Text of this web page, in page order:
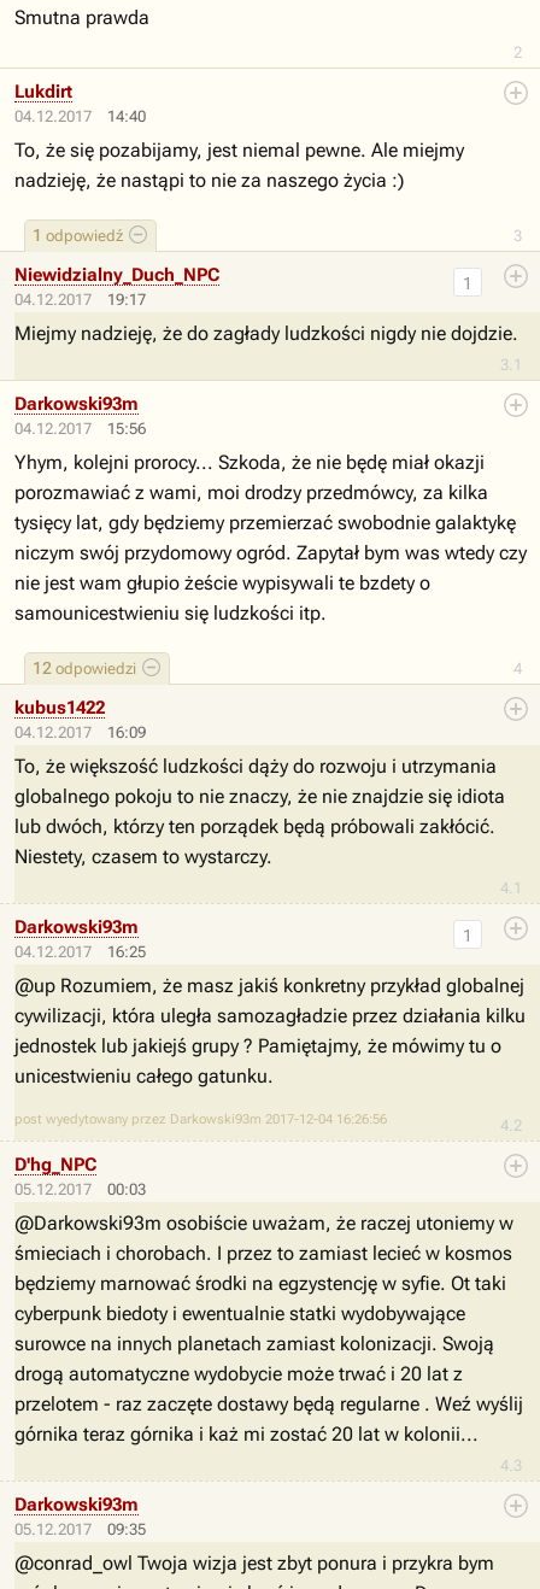
2
Smutna prawda
04.12.2017 14:40
3
1 odpowiedź
Lukdirt
To, że się pozabijamy, jest niemal pewne. Ale miejmy
nadzieję, że nastąpi to nie za naszego życia :)
04.12.2017 19:17
3.1
1
Niewidzialny_Duch_NPC
Miejmy nadzieję, że do zagłady ludzkości nigdy nie dojdzie.
04.12.2017 15:56
4
12 odpowiedzi
Darkowski93m
Yhym, kolejni prorocy... Szkoda, że nie będę miał okazji
porozmawiać z wami, moi drodzy przedmówcy, za kilka
tysięcy lat, gdy będziemy przemierzać swobodnie galaktykę
niczym swój przydomowy ogród. Zapytał bym was wtedy czy
nie jest wam głupio żeście wypisywali te bzdety o
samounicestwieniu się ludzkości itp.
04.12.2017 16:09
4.1
kubus1422
To, że większość ludzkości dąży do rozwoju i utrzymania
globalnego pokoju to nie znaczy, że nie znajdzie się idiota
lub dwóch, którzy ten porządek będą próbowali zakłócić.
Niestety, czasem to wystarczy.
04.12.2017 16:25
4.2
1
Darkowski93m
@up Rozumiem, że masz jakiś konkretny przykład globalnej
cywilizacji, która uległa samozagładzie przez działania kilku
jednostek lub jakiejś grupy ? Pamiętajmy, że mówimy tu o
unicestwieniu całego gatunku.
post wyedytowany przez Darkowski93m 2017-12-04 16:26:56
05.12.2017 00:03
4.3
D'hg_NPC
@Darkowski93m osobiście uważam, że raczej utoniemy w
śmieciach i chorobach. I przez to zamiast lecieć w kosmos
będziemy marnować środki na egzystencję w syfie. Ot taki
cyberpunk biedoty i ewentualnie statki wydobywające
surowce na innych planetach zamiast kolonizacji. Swoją
drogą automatyczne wydobycie może trwać i 20 lat z
przelotem - raz zaczęte dostawy będą regularne . Weź wyślij
górnika teraz górnika i każ mi zostać 20 lat w kolonii...
05.12.2017 09:35
Darkowski93m
@conrad_owl Twoja wizja jest zbyt ponura i przykra bym